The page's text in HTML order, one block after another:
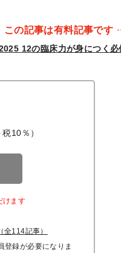
この記事は有料記事です
12の臨床力が身につく必
10％）
けます
全114記事）
登録が必要になりま